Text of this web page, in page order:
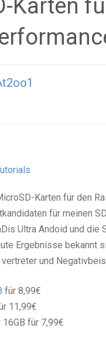
Karten
Karten für den
für meinen
Ultra Andoid und die
Ergebnisse bekannt
und
für 8,99€
11,99€
für 7,99€